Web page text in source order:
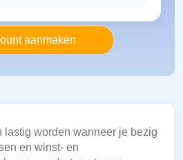
aanmaken
lastig worden wanneer je bezig
en winst- en